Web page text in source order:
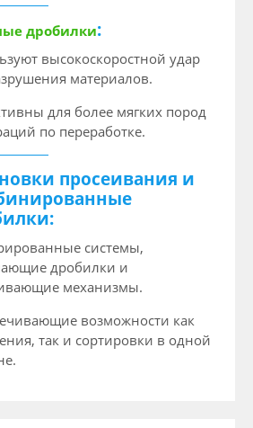
дробилки:
высокоскоростной удар
материалов.
для более мягких пород
по переработке.
просеивания и
системы,
дробилки и
механизмы.
возможности как
так и сортировки в одной